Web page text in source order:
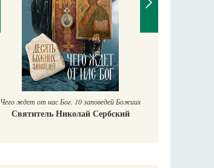
Чего ждет от нас Бог. 10 заповедей Божиих
Святитель Николай Сербский